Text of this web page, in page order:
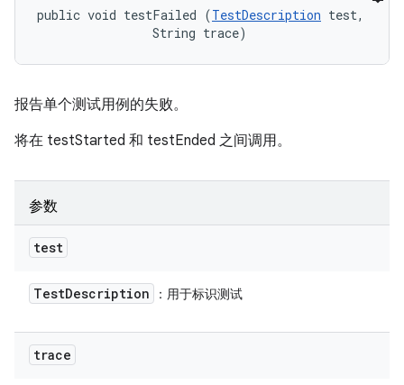
public void testFailed (TestDescription test,
                String trace)
报告单个测试用例的失败。
将在 testStarted 和 testEnded 之间调用。
参数
test
TestDescription ：用于标识测试
trace